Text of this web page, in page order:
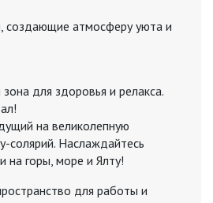
создающие атмосферу уюта и
для здоровья и релакса.
на великолепную
солярий. Наслаждайтесь
горы, море и Ялту!
для работы и